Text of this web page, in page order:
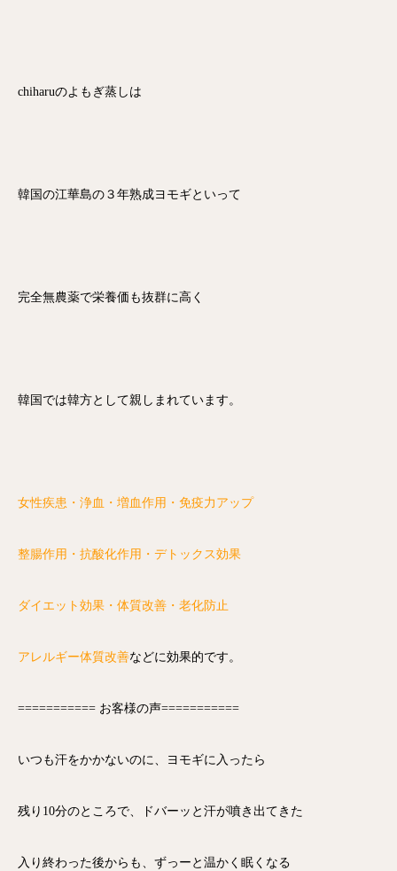
chiharuのよもぎ蒸しは
韓国の江華島の３年熟成ヨモギといって
完全無農薬で栄養価も抜群に高く
韓国では韓方として親しまれています。
女性疾患・浄血・増血作用・免疫力アップ
整腸作用・抗酸化作用・デトックス効果
ダイエット効果・体質改善・老化防止
アレルギー体質改善などに効果的です。
=========== お客様の声===========
いつも汗をかかないのに、ヨモギに入ったら
残り10分のところで、ドバーッと汗が噴き出てきた
入り終わった後からも、ずっーと温かく眠くなる